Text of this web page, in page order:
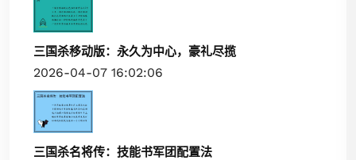
三国杀移动版：永久为中心，豪礼尽揽
2026-04-07 16:02:06
三国杀名将传：技能书军团配置法